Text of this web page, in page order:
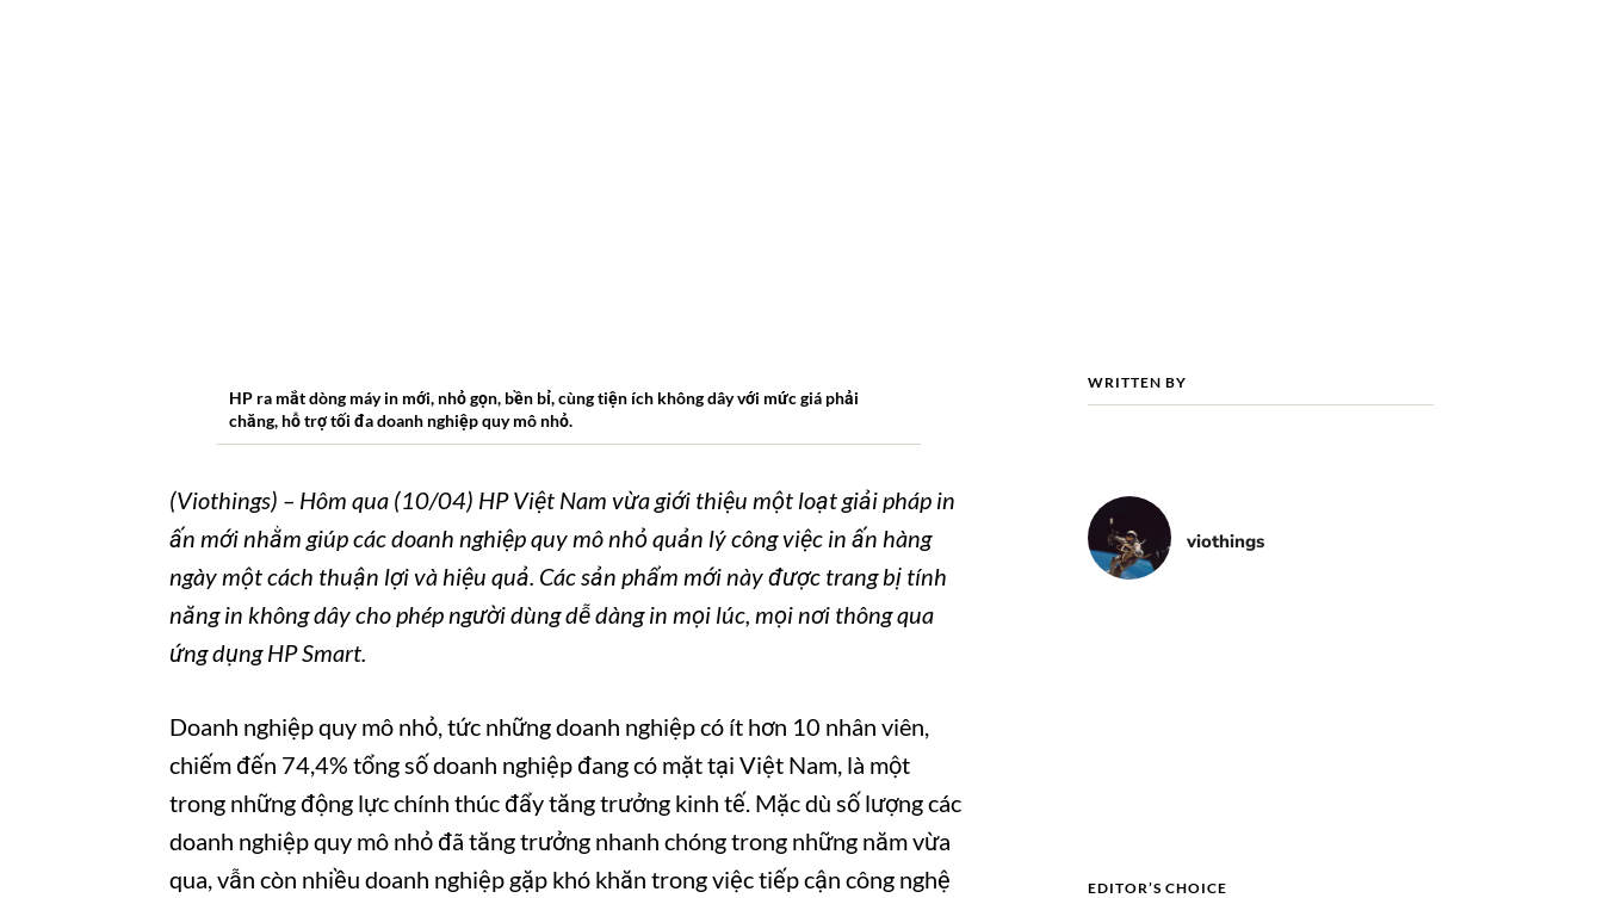
WRITTEN BY
viothings
EDITOR’S CHOICE
HP ra mắt dòng máy in mới, nhỏ gọn, bền bỉ,cùng tiện ích không dây với mức giá phải
chăng, hỗ trợ tối đa doanh nghiệp quy mô nhỏ.
(Viothings) – Hôm qua (10/04) HP Việt Nam vừa giới thiệu một loạt giải pháp in
ấn mới nhằm giúp các doanh nghiệp quy mô nhỏ quản lý công việc in ấn hàng
ngày một cách thuận lợi và hiệu quả. Các sản phẩm mới này được trang bị tính
năng in không dây cho phép người dùng dễ dàng in mọi lúc, mọi nơi thông qua
ứng dụng HP Smart.
Doanh nghiệp quy mô nhỏ, tức những doanh nghiệp có ít hơn 10 nhân viên,
chiếm đến 74,4% tổng số doanh nghiệp đang có mặt tại Việt Nam, là một
trong những động lực chính thúc đẩy tăng trưởng kinh tế. Mặc dù số lượng các
doanh nghiệp quy mô nhỏ đã tăng trưởng nhanh chóng trong những năm vừa
qua, vẫn còn nhiều doanh nghiệp gặp khó khăn trong việc tiếp cận công nghệ